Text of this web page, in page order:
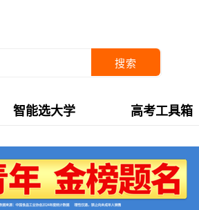
搜索
智能选大学 高考工具箱